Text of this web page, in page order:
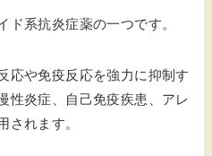
ド系抗炎症薬の一つです。
応や免疫反応を強力に抑制す
性炎症、自己免疫疾患、アレ
されます。